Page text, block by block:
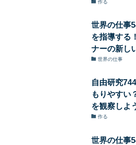
作る
世界の仕事
を指導する
ナーの新し
世界の仕事
自由研究
もりやすい
を観察しよ
作る
世界の仕事